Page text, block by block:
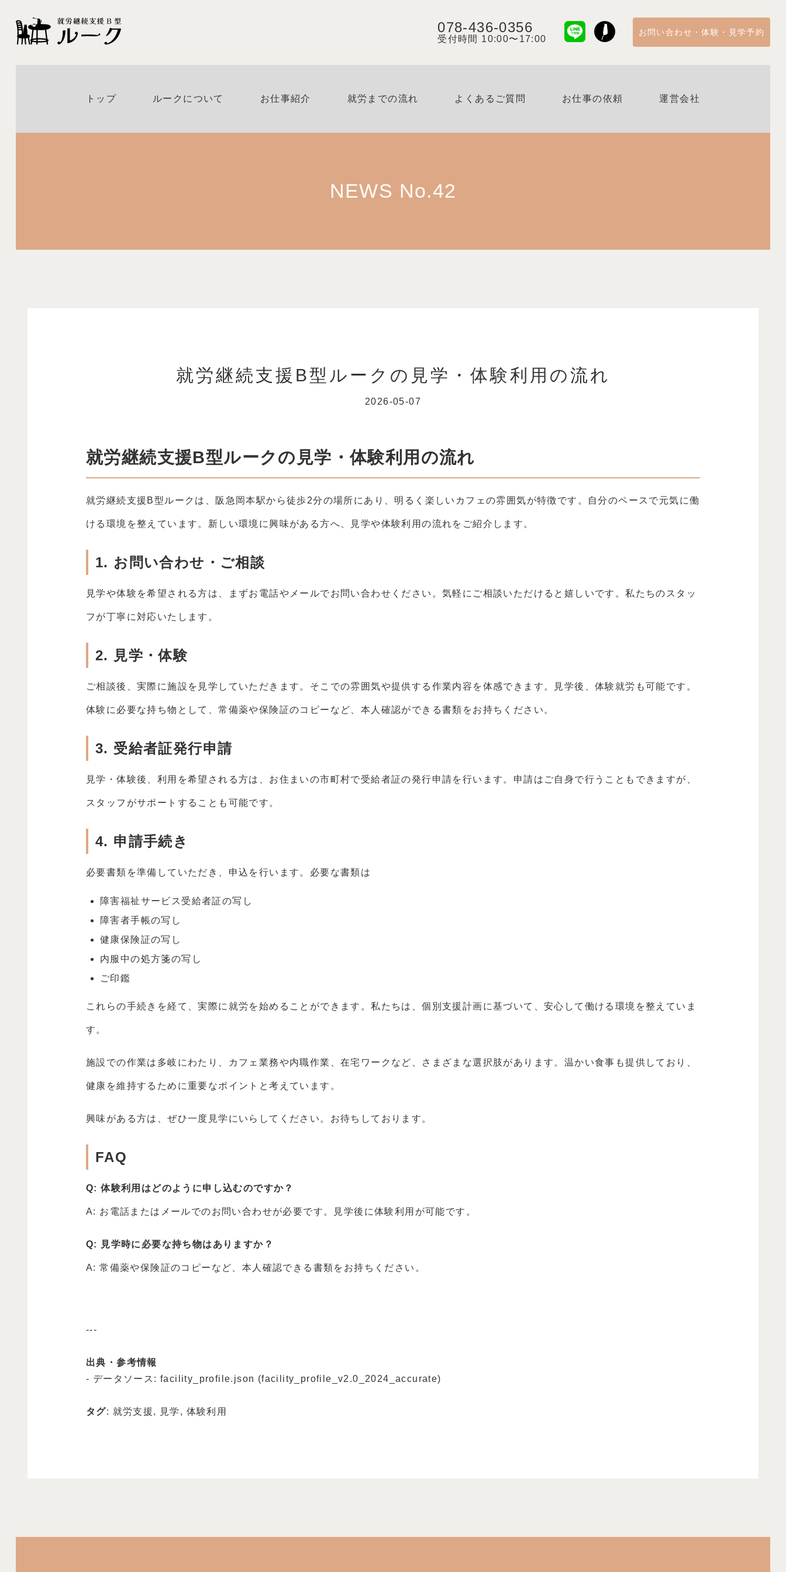
078-436-0356
受付時間 10:00〜17:00
お問い合わせ・体験・見学予約
トップ ルークについて お仕事紹介 就労までの流れ よくあるご質問 お仕事の依頼 運営会社
NEWS No.42
就労継続支援B型ルークの見学・体験利用の流れ
2026-05-07
就労継続支援B型ルークの見学・体験利用の流れ
就労継続支援B型ルークは、阪急岡本駅から徒歩2分の場所にあり、明るく楽しいカフェの雰囲気が特徴です。自分のペースで元気に働
ける環境を整えています。新しい環境に興味がある方へ、見学や体験利用の流れをご紹介します。
1. お問い合わせ・ご相談
見学や体験を希望される方は、まずお電話やメールでお問い合わせください。気軽にご相談いただけると嬉しいです。私たちのスタッ
フが丁寧に対応いたします。
2. 見学・体験
ご相談後、実際に施設を見学していただきます。そこでの雰囲気や提供する作業内容を体感できます。見学後、体験就労も可能です。
体験に必要な持ち物として、常備薬や保険証のコピーなど、本人確認ができる書類をお持ちください。
3. 受給者証発行申請
見学・体験後、利用を希望される方は、お住まいの市町村で受給者証の発行申請を行います。申請はご自身で行うこともできますが、
スタッフがサポートすることも可能です。
4. 申請手続き
必要書類を準備していただき、申込を行います。必要な書類は
障害福祉サービス受給者証の写し
障害者手帳の写し
健康保険証の写し
内服中の処方箋の写し
ご印鑑
これらの手続きを経て、実際に就労を始めることができます。私たちは、個別支援計画に基づいて、安心して働ける環境を整えていま
す。
施設での作業は多岐にわたり、カフェ業務や内職作業、在宅ワークなど、さまざまな選択肢があります。温かい食事も提供しており、
健康を維持するために重要なポイントと考えています。
興味がある方は、ぜひ一度見学にいらしてください。お待ちしております。
FAQ
Q: 体験利用はどのように申し込むのですか？
A: お電話またはメールでのお問い合わせが必要です。見学後に体験利用が可能です。
Q: 見学時に必要な持ち物はありますか？
A: 常備薬や保険証のコピーなど、本人確認できる書類をお持ちください。
---
出典・参考情報
- データソース: facility_profile.json (facility_profile_v2.0_2024_accurate)
タグ: 就労支援, 見学, 体験利用